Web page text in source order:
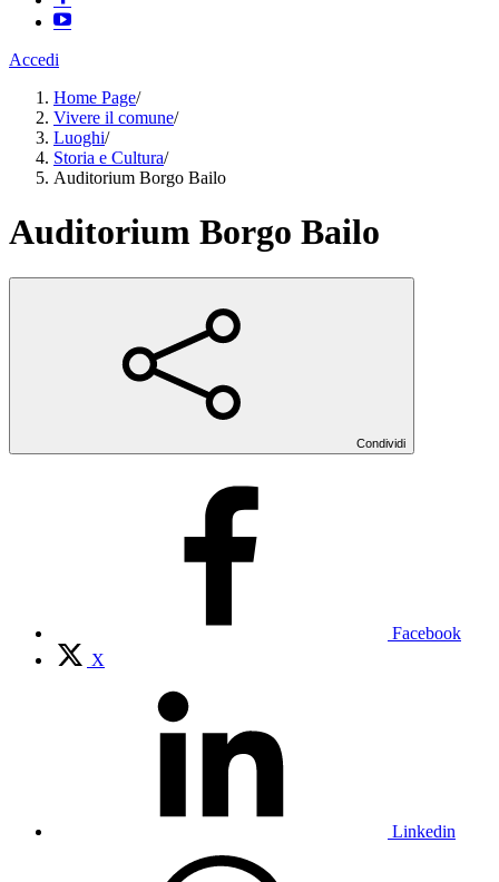
Accedi
Home Page/
Vivere il comune/
Luoghi/
Storia e Cultura/
Auditorium Borgo Bailo
Auditorium Borgo Bailo
Condividi
Facebook
X
Linkedin